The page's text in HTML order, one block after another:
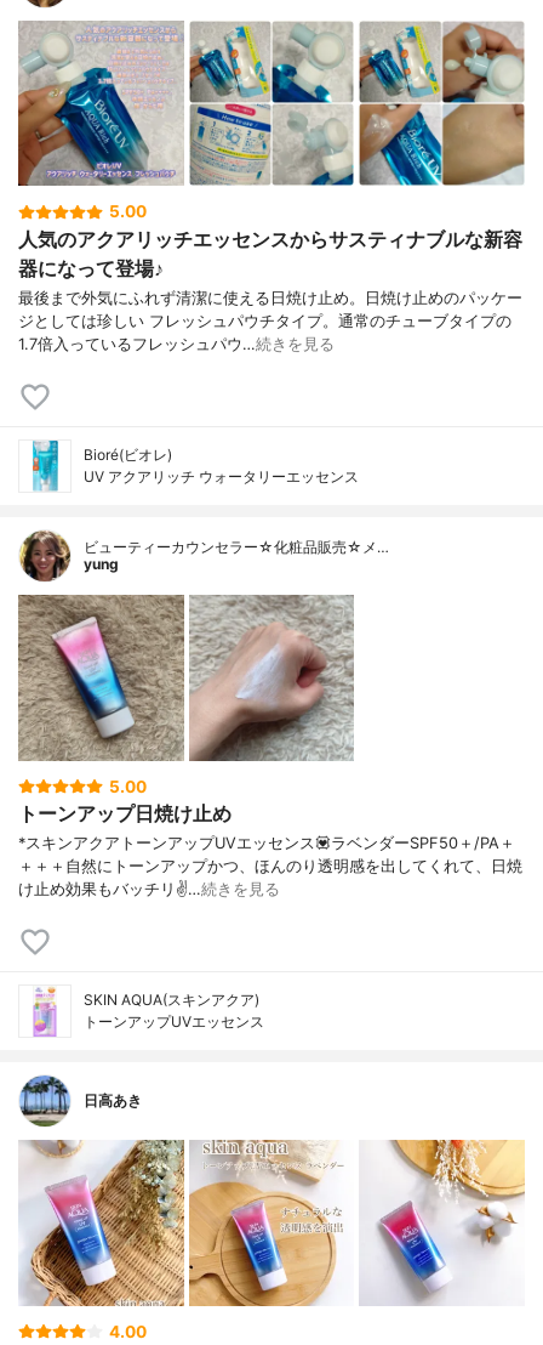
5.00
人気のアクアリッチエッセンスからサスティナブルな新容
器になって登場♪
最後まで外気にふれず清潔に使える日焼け止め。日焼け止めのパッケー
ジとしては珍しい フレッシュパウチタイプ。通常のチューブタイプの
1.7倍入っているフレッシュパウ…続きを見る
Bioré(ビオレ)
UV アクアリッチ ウォータリーエッセンス
ビューティーカウンセラー☆化粧品販売☆メ…
yung
5.00
トーンアップ日焼け止め
*スキンアクアトーンアップUVエッセンス💟ラベンダーSPF50＋/PA＋
＋＋＋自然にトーンアップかつ、ほんのり透明感を出してくれて、日焼
け止め効果もバッチリ✌️…続きを見る
SKIN AQUA(スキンアクア)
トーンアップUVエッセンス
日高あき
4.00